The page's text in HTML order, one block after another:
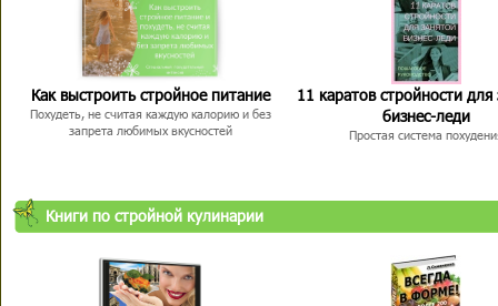
Как выстроить стройное питание
Похудеть, не считая каждую калорию и без
запрета любимых вкусностей
11 каратов стройности для
бизнес-леди
Простая система
Книги по стройной кулинарии